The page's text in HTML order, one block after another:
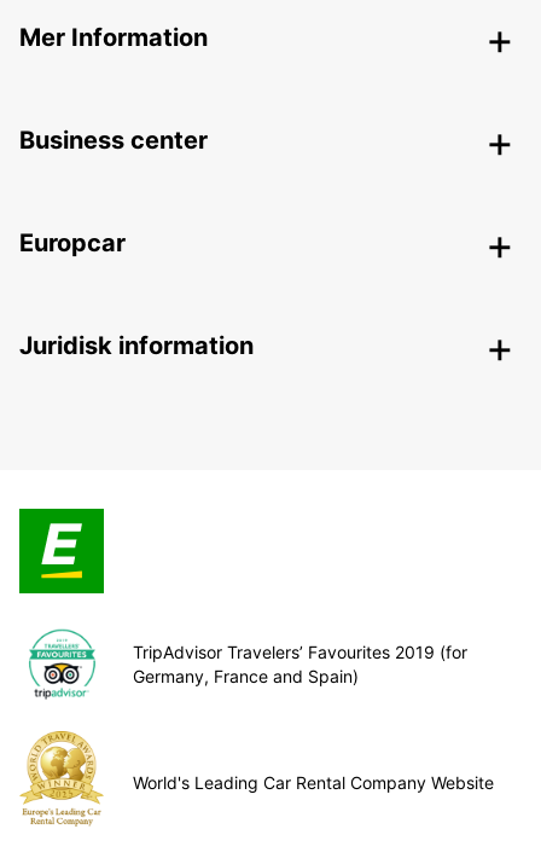
Mer Information
Business center
Europcar
Juridisk information
TripAdvisor Travelers’ Favourites 2019 (for
Germany, France and Spain)
World's Leading Car Rental Company Website